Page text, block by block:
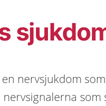
nervsjukdom
som